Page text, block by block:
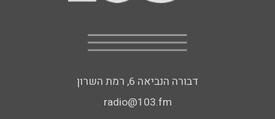
דבורה הנביאה 6, רמת השרון
radio@103.fm